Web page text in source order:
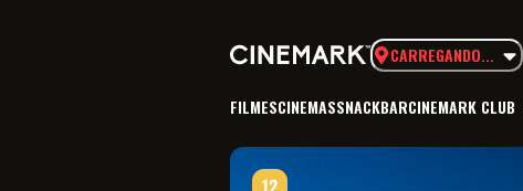
CARREGANDO...
FILMESCINEMASSNACKBARCINEMARK CLUB